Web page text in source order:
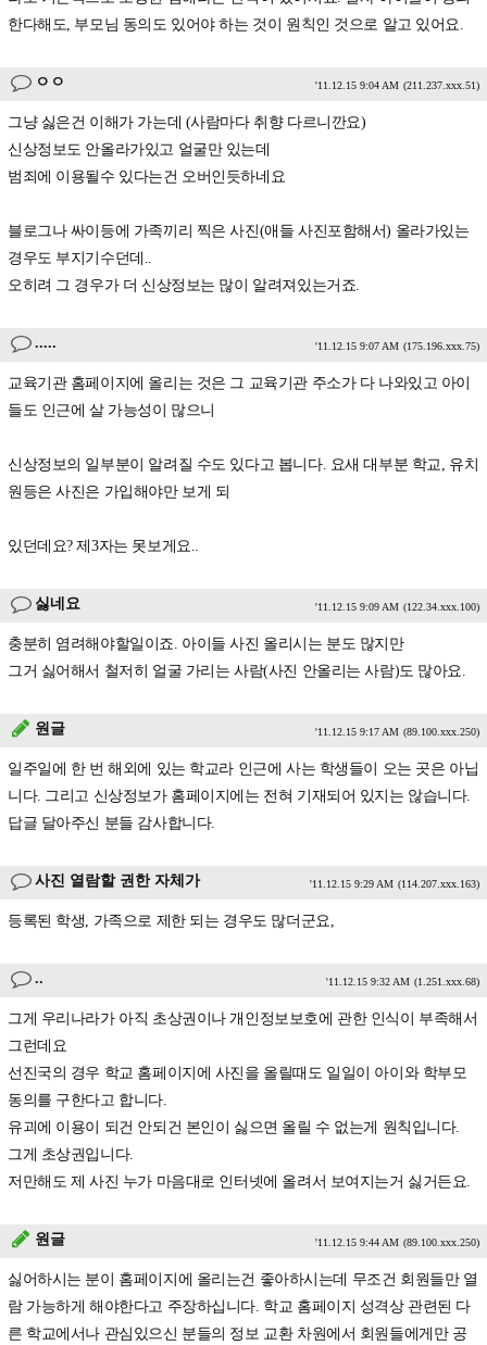
한다해도, 부모님 동의도 있어야 하는 것이 원칙인 것으로 알고 있어요.
ㅇㅇ '11.12.15 9:04 AM (211.237.xxx.51)
그냥 싫은건 이해가 가는데 (사람마다 취향 다르니깐요)
신상정보도 안올라가있고 얼굴만 있는데
범죄에 이용될수 있다는건 오버인듯하네요
블로그나 싸이등에 가족끼리 찍은 사진(애들 사진포함해서) 올라가있는
경우도 부지기수던데..
오히려 그 경우가 더 신상정보는 많이 알려져있는거죠.
..... '11.12.15 9:07 AM (175.196.xxx.75)
교육기관 홈페이지에 올리는 것은 그 교육기관 주소가 다 나와있고 아이
들도 인근에 살 가능성이 많으니
신상정보의 일부분이 알려질 수도 있다고 봅니다. 요새 대부분 학교, 유치
원등은 사진은 가입해야만 보게 되
있던데요? 제3자는 못보게요..
싫네요 '11.12.15 9:09 AM (122.34.xxx.100)
충분히 염려해야할일이죠. 아이들 사진 올리시는 분도 많지만
그거 싫어해서 철저히 얼굴 가리는 사람(사진 안올리는 사람)도 많아요.
원글 '11.12.15 9:17 AM (89.100.xxx.250)
일주일에 한 번 해외에 있는 학교라 인근에 사는 학생들이 오는 곳은 아닙
니다. 그리고 신상정보가 홈페이지에는 전혀 기재되어 있지는 않습니다.
답글 달아주신 분들 감사합니다.
사진 열람할 권한 자체가 '11.12.15 9:29 AM (114.207.xxx.163)
등록된 학생, 가족으로 제한 되는 경우도 많더군요,
.. '11.12.15 9:32 AM (1.251.xxx.68)
그게 우리나라가 아직 초상권이나 개인정보보호에 관한 인식이 부족해서
그런데요
선진국의 경우 학교 홈페이지에 사진을 올릴때도 일일이 아이와 학부모
동의를 구한다고 합니다.
유괴에 이용이 되건 안되건 본인이 싫으면 올릴 수 없는게 원칙입니다.
그게 초상권입니다.
저만해도 제 사진 누가 마음대로 인터넷에 올려서 보여지는거 싫거든요.
원글 '11.12.15 9:44 AM (89.100.xxx.250)
싫어하시는 분이 홈페이지에 올리는건 좋아하시는데 무조건 회원들만 열
람 가능하게 해야한다고 주장하십니다. 학교 홈페이지 성격상 관련된 다
른 학교에서나 관심있으신 분들의 정보 교환 차원에서 회원들에게만 공